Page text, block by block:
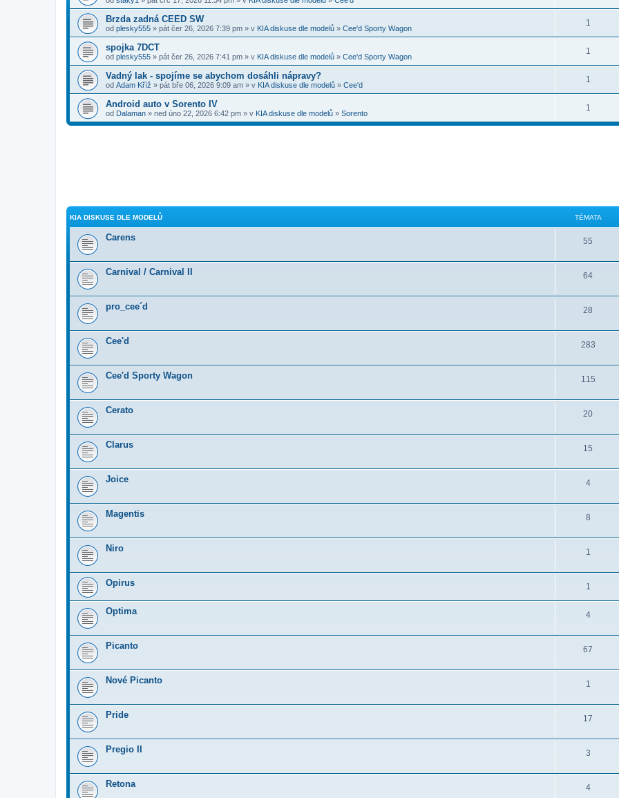
Brzda zadná CEED SW
od plesky555 » pát čer 26, 2026 7:39 pm » v KIA diskuse dle modelů » Cee'd Sporty Wagon
1
spojka 7DCT
od plesky555 » pát čer 26, 2026 7:41 pm » v KIA diskuse dle modelů » Cee'd Sporty Wagon
1
Vadný lak - spojíme se abychom dosáhli nápravy?
od Adam Kříž » pát bře 06, 2026 9:09 am » v KIA diskuse dle modelů » Cee'd
1
Android auto v Sorento IV
od Dalaman » ned úno 22, 2026 6:42 pm » v KIA diskuse dle modelů » Sorento
1
KIA DISKUSE DLE MODELŮ TÉMATA
Carens 55
Carnival / Carnival II 64
pro_cee´d 28
Cee'd 283
Cee'd Sporty Wagon 115
Cerato 20
Clarus 15
Joice 4
Magentis 8
Niro 1
Opirus 1
Optima 4
Picanto 67
Nové Picanto 1
Pride 17
Pregio II 3
Retona 4